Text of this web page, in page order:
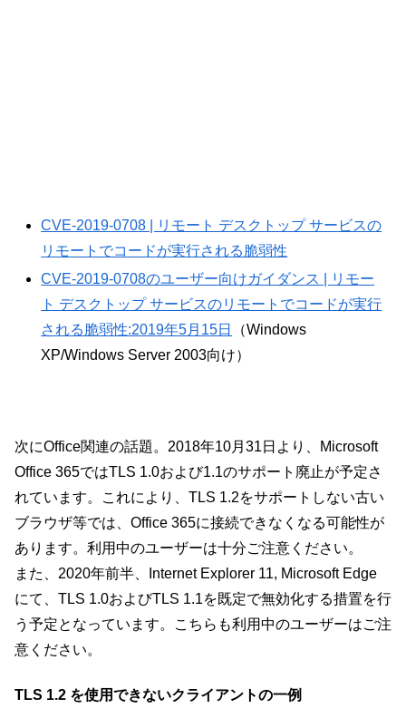
CVE-2019-0708 | リモート デスクトップ サービスの
リモートでコードが実行される脆弱性
CVE-2019-0708のユーザー向けガイダンス | リモー
ト デスクトップ サービスのリモートでコードが実行
される脆弱性:2019年5月15日
（Windows
XP/Windows Server 2003向け）
次にOffice関連の話題。2018年10月31日より、Microsoft
Office 365ではTLS 1.0および1.1のサポート廃止が予定さ
れています。これにより、TLS 1.2をサポートしない古い
ブラウザ等では、Office 365に接続できなくなる可能性が
あります。利用中のユーザーは十分ご注意ください。
また、2020年前半、Internet Explorer 11, Microsoft Edge
にて、TLS 1.0およびTLS 1.1を既定で無効化する措置を行
う予定となっています。こちらも利用中のユーザーはご注
意ください。
TLS 1.2 を使用できないクライアントの一例